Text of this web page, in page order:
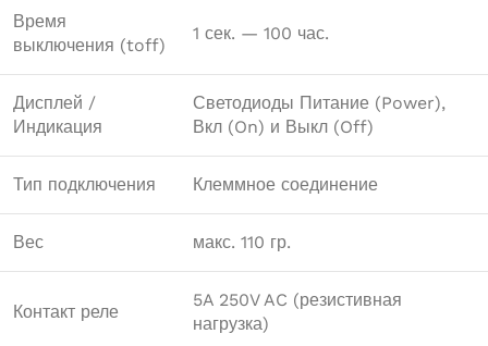
Время
выключения (toff)
1 сек. — 100 час.
Дисплей /
Индикация
Светодиоды Питание (Power),
Вкл (On) и Выкл (Off)
Тип подключения Клеммное соединение
Вес макс. 110 гр.
Контакт реле
5A 250V AC (резистивная
нагрузка)